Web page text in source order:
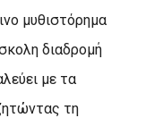
μυθιστόρημα
διαδρομή
με τα
τη